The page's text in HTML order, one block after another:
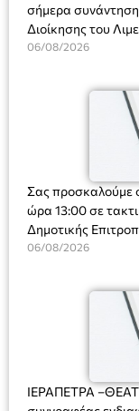
σήμερα συνάντηση
Διοίκησης του
Ακτοφυλακής
06/08/2026
Σας προσκαλούμε
ώρα 13:00 σε
Δημοτικής
στο Δημοτικό
και λήψη
06/08/2026
ΙΕΡΑΠΕΤΡΑ